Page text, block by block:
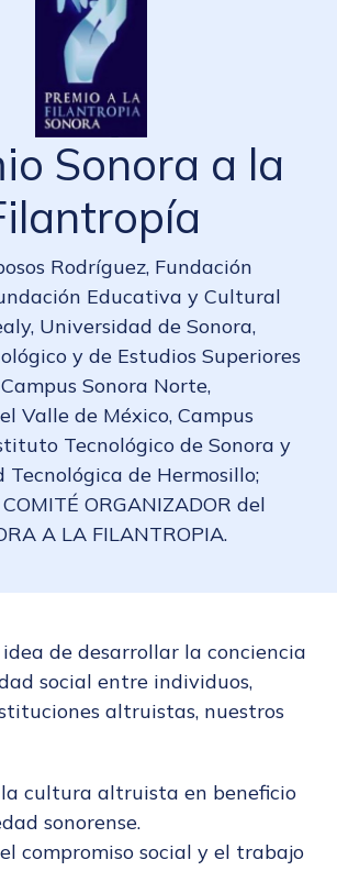
Sonora a la
Rodríguez, Fundación
Educativa y Cultural
Universidad de Sonora,
y de Estudios Superiores
Sonora Norte,
Valle de México, Campus
Tecnológico de Sonora y
Tecnológica de Hermosillo;
ORGANIZADOR del
A LA FILANTROPIA.
de desarrollar la conciencia
social entre individuos,
altruistas, nuestros
cultura altruista en beneficio
sonorense.
compromiso social y el trabajo